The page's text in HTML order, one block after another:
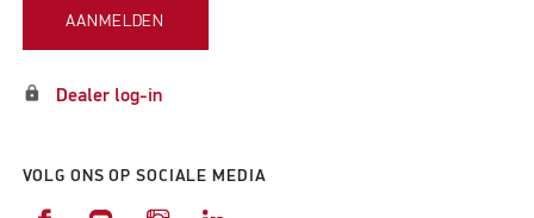
AANMELDEN
lock Dealer log-in
VOLG ONS OP SOCIALE MEDIA